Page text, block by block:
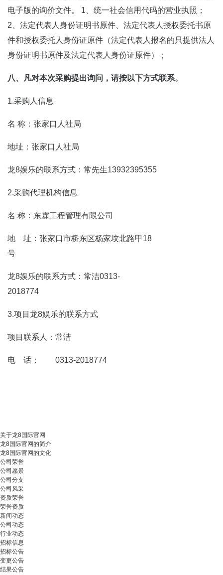
电子版的询价文件。 1、统一社会信用代码的营业执照；
2、法定代表人身份证明书原件、法定代表人授权委托书原
件和授权委托人身份证原件（法定代表人报名的只提供法人
身份证明书原件及法定代表人身份证原件）；
八、凡对本次采购提出询问，请按以下方式联系。
1.采购人信息
名 称：张家口人社局
地址：张家口人社局
龙8娱乐的联系方式：常先生13932395355
2.采购代理机构信息
名 称：东霖工程管理有限公司
地 址：张家口市桥东区杨家坟北路甲18
号
龙8娱乐的联系方式：常洁0313-
2018774
3.项目龙8娱乐的联系方式
项目联系人：常洁
电 话： 0313-2018774
关于龙8国际官网
龙8国际官网的简介
龙8国际官网的文化
公司荣誉
公司愿景
公司分支
公司风采
资质荣誉
荣誉资质
新闻动态
公司动态
行业动态
招标信息
招标公告
变更公告
结果公告